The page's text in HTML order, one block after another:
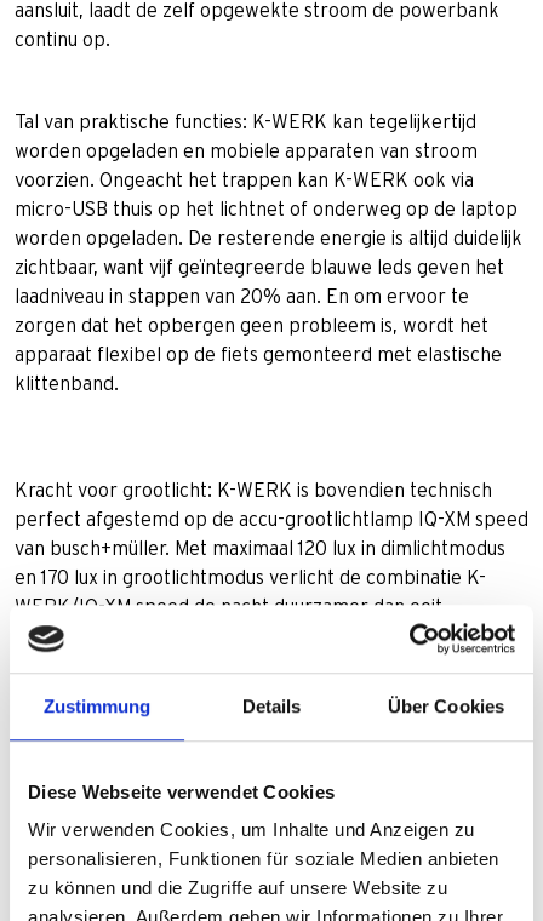
Zustimmung Details Über Cookies
Diese Webseite verwendet Cookies
Wir verwenden Cookies, um Inhalte und Anzeigen zu
personalisieren, Funktionen für soziale Medien anbieten
zu können und die Zugriffe auf unsere Website zu
aansluit, laadt de zelf opgewekte stroom de powerbank
continu op.
Tal van praktische functies: K-WERK kan tegelijkertijd
worden opgeladen en mobiele apparaten van stroom
voorzien. Ongeacht het trappen kan K-WERK ook via
micro-USB thuis op het lichtnet of onderweg op de laptop
worden opgeladen. De resterende energie is altijd duidelijk
zichtbaar, want vijf geïntegreerde blauwe leds geven het
laadniveau in stappen van 20% aan. En om ervoor te
zorgen dat het opbergen geen probleem is, wordt het
apparaat flexibel op de fiets gemonteerd met elastische
klittenband.
Kracht voor grootlicht: K-WERK is bovendien technisch
perfect afgestemd op de accu-grootlichtlamp IQ-XM speed
van busch+müller. Met maximaal 120 lux in dimlichtmodus
en 170 lux in grootlichtmodus verlicht de combinatie K-
WERK/IQ-XM speed de nacht duurzamer dan ooit.
K-WERK als mobiele bron van hernieuwbare energie is een
deel uit van een bedrijfsbreed duurzaamheidsconcept: Van
het eerste productidee tot aan het einde van de levensduur
busch+müller door en door ecologisch vriendelijk.